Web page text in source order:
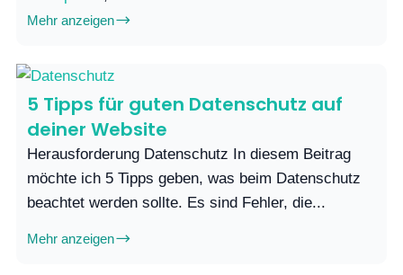
Mehr anzeigen
5 Tipps für guten Datenschutz auf
deiner Website
Herausforderung Datenschutz In diesem Beitrag
möchte ich 5 Tipps geben, was beim Datenschutz
beachtet werden sollte. Es sind Fehler, die...
Mehr anzeigen